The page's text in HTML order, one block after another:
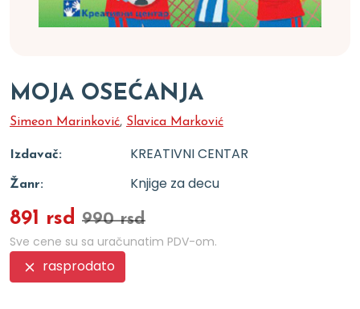
MOJA OSEĆANJA
Simeon Marinković, Slavica Marković
Izdavač: KREATIVNI CENTAR
Žanr: Knjige za decu
891 rsd 990 rsd
Sve cene su sa uračunatim PDV-om.
rasprodato